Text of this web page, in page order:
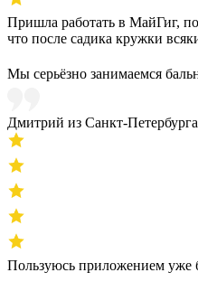
Пришла работать в МайГиг,
что после садика кружки
Мы серьёзно занимаемся
Дмитрий из Санкт-Петербурга
Пользуюсь приложением уже